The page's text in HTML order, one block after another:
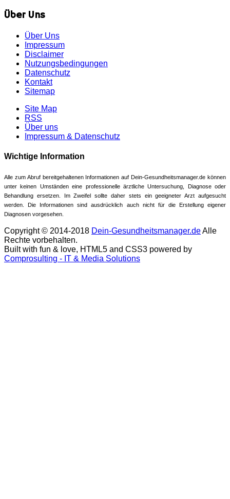
Über Uns
Über Uns
Impressum
Disclaimer
Nutzungsbedingungen
Datenschutz
Kontakt
Sitemap
Site Map
RSS
Über uns
Impressum & Datenschutz
Wichtige Information
Alle zum Abruf bereitgehaltenen Informationen auf Dein-Gesundheitsmanager.de können
unter keinen Umständen eine professionelle ärztliche Untersuchung, Diagnose oder
Behandlung ersetzen. Im Zweifel sollte daher stets ein geeigneter Arzt aufgesucht
werden. Die Informationen sind ausdrücklich auch nicht für die Erstellung eigener
Diagnosen vorgesehen.
Copyright © 2014-2018 Dein-Gesundheitsmanager.deAlle
Rechte vorbehalten.
Built with fun & love, HTML5 and CSS3 powered by
Comprosulting - IT & Media Solutions